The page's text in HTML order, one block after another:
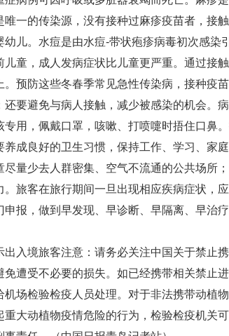
唯一的传染源，没有接种过麻疹疫苗者，接
幼儿。水痘是由水痘-带状疱疹病毒初次感染
儿童，成人发病症状比儿童更严重。通过接
。预防这些冬春季常见急性传染病，接种疫
还要避免与病人接触，减少被感染的机会。
专用，佩戴口罩，咳嗽、打喷嚏时捂住口鼻
养成良好的卫生习惯，保持工作、学习、家
尽量少去人群密集、空气不流通的公共场所
。旅客在旅行期间一旦出现相应疾病症状，
申报，做到早发现、早诊断、早隔离、早治疗
出入境旅客注意：请务必关注中国关于禁止
免遭受不必要的损失。如已经携带相关禁止
机场检验检疫人员处理。对于非法携带动植
重大动植物疫情危险的行为，检验检疫机关